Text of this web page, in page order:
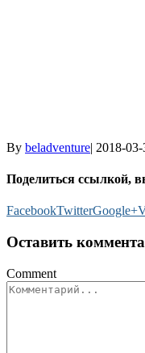
By beladventure| 2018-
Поделиться ссылкой,
FacebookTwitterGoogle+
Оставить
Comment